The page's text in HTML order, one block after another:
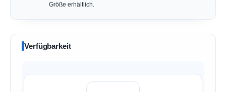
Größe erhältlich.
Verfügbarkeit